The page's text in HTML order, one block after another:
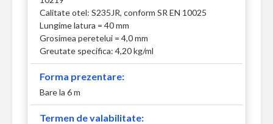
Calitate otel: S235JR, conform SR EN 10025
Lungime latura = 40 mm
Grosimea peretelui = 4,0 mm
Greutate specifica: 4,20 kg/ml
Forma prezentare:
Bare la 6 m
Termen de valabilitate: